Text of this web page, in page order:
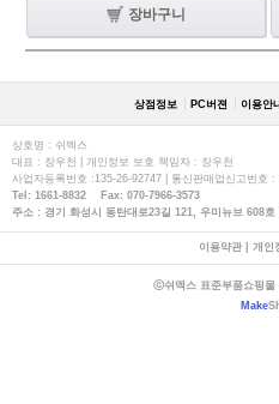
장바구니
상점정보 PC버젼 이용안
상호명 : 쉬멕스
대표 : 장우천 | 개인정보 보호 책임자 : 장우천
사업자등록번호 :135-26-92747 | 통신판매업신고번호 :
Tel: 1661-8832 Fax: 070-7966-3573
주소 : 경기 화성시 동탄대로23길 121, 우미뉴브 608호
이용약관| 개인
ⓒ쉬멕스 표준부품쇼핑
Make